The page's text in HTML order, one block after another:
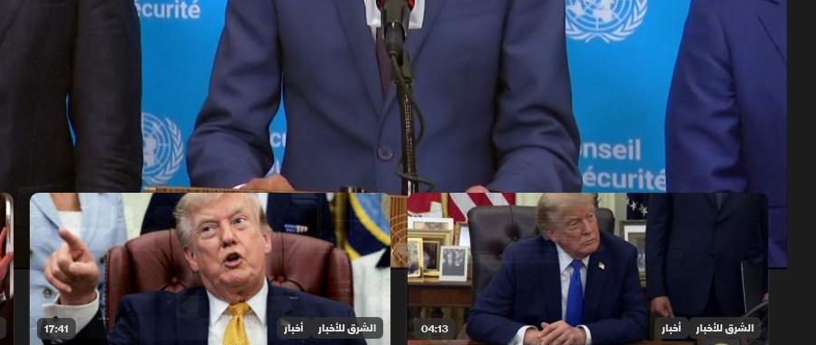
1x
حلقات الموسم 2026
04:13 الشرق للأخبار أخبار 17:41 الشرق للأخبار أخبار